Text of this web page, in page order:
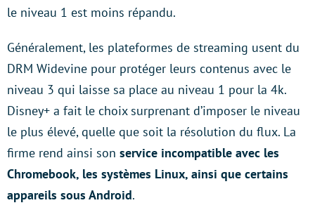
le niveau 1 est moins répandu.
Généralement, les plateformes de streaming usent du
DRM Widevine pour protéger leurs contenus avec le
niveau 3 qui laisse sa place au niveau 1 pour la 4k.
Disney+ a fait le choix surprenant d’imposer le niveau
le plus élevé, quelle que soit la résolution du flux. La
firme rend ainsi son service incompatible avec les
Chromebook, les systèmes Linux, ainsi que certains
appareils sous Android.